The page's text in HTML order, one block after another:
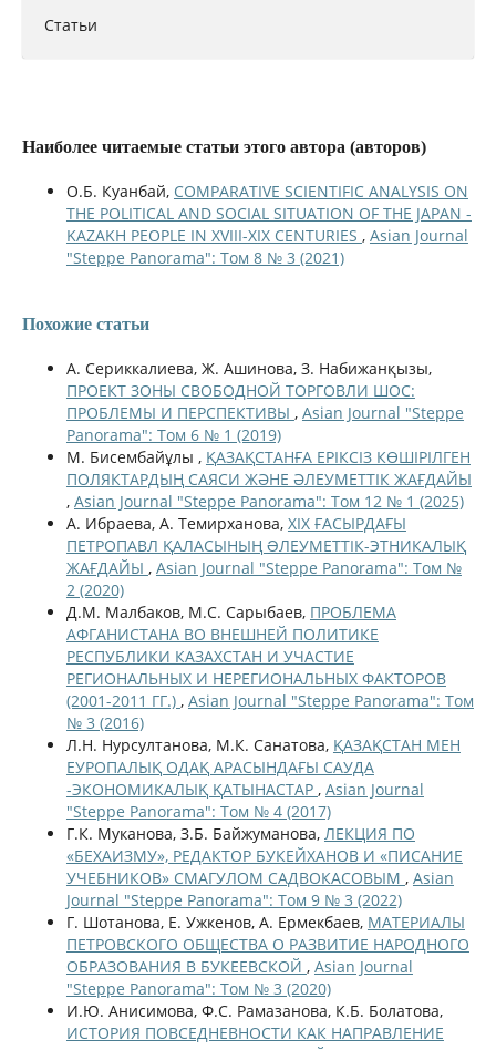
Статьи
Наиболее читаемые статьи этого автора (авторов)
О.Б. Куанбай, COMPARATIVE SCIENTIFIC ANALYSIS ON
THE POLITICAL AND SOCIAL SITUATION OF THE JAPAN -
KAZAKH PEOPLE IN XVIII-XIX CENTURIES , Asian Journal
"Steppe Panorama": Том 8 № 3 (2021)
Похожие статьи
А. Сериккалиева, Ж. Ашинова, З. Набижанқызы,
ПРОЕКТ ЗОНЫ СВОБОДНОЙ ТОРГОВЛИ ШОС:
ПРОБЛЕМЫ И ПЕРСПЕКТИВЫ , Asian Journal "Steppe
Panorama": Том 6 № 1 (2019)
М. Бисембайұлы , ҚАЗАҚСТАНҒА ЕРІКСІЗ КӨШІРІЛГЕН
ПОЛЯКТАРДЫҢ САЯСИ ЖӘНЕ ӘЛЕУМЕТТІК ЖАҒДАЙЫ
, Asian Journal "Steppe Panorama": Том 12 № 1 (2025)
А. Ибраева, А. Темирханова, ХІХ ҒАСЫРДАҒЫ
ПЕТРОПАВЛ ҚАЛАСЫНЫҢ ƏЛЕУМЕТТІК-ЭТНИКАЛЫҚ
ЖАҒДАЙЫ , Asian Journal "Steppe Panorama": Том №
2 (2020)
Д.М. Малбаков, М.С. Сарыбаев, ПРОБЛЕМА
АФГАНИСТАНА ВО ВНЕШНЕЙ ПОЛИТИКЕ
РЕСПУБЛИКИ КАЗАХСТАН И УЧАСТИЕ
РЕГИОНАЛЬНЫХ И НЕРЕГИОНАЛЬНЫХ ФАКТОРОВ
(2001-2011 ГГ.) , Asian Journal "Steppe Panorama": Том
№ 3 (2016)
Л.Н. Нурсултанова, М.К. Санатова, ҚАЗАҚСТАН МЕН
ЕУРОПАЛЫҚ ОДАҚ АРАСЫНДАҒЫ САУДА
-ЭКОНОМИКАЛЫҚ ҚАТЫНАСТАР , Asian Journal
"Steppe Panorama": Том № 4 (2017)
Г.К. Муканова, З.Б. Байжуманова, ЛЕКЦИЯ ПО
«БЕХАИЗМУ», РЕДАКТОР БУКЕЙХАНОВ И «ПИСАНИЕ
УЧЕБНИКОВ» СМАГУЛОМ САДВОКАСОВЫМ , Asian
Journal "Steppe Panorama": Том 9 № 3 (2022)
Г. Шотанова, Е. Ужкенов, А. Ермекбаев, МАТЕРИАЛЫ
ПЕТРОВСКОГО ОБЩЕСТВА О РАЗВИТИЕ НАРОДНОГО
ОБРАЗОВАНИЯ В БУКЕЕВСКОЙ , Asian Journal
"Steppe Panorama": Том № 3 (2020)
И.Ю. Анисимова, Ф.С. Рамазанова, К.Б. Болатова,
ИСТОРИЯ ПОВСЕДНЕВНОСТИ КАК НАПРАВЛЕНИЕ